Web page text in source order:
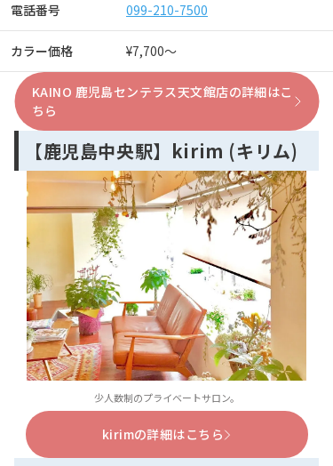
電話番号 099-210-7500
カラー価格 ¥7,700～
KAINO 鹿児島センテラス天文館店の詳細はこ
ちら
【鹿児島中央駅】kirim (キリム)
少人数制のプライベートサロン。
kirimの詳細はこちら